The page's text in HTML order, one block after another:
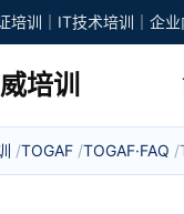
培训｜IT技术培训｜企
培训
TOGAF TOGAF·FAQ